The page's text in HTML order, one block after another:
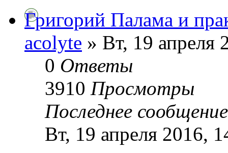
Григорий Палама и
acolyte » Вт, 19 апреля
0 Ответы
3910 Просмотры
Последнее
Вт, 19 апреля 2016,